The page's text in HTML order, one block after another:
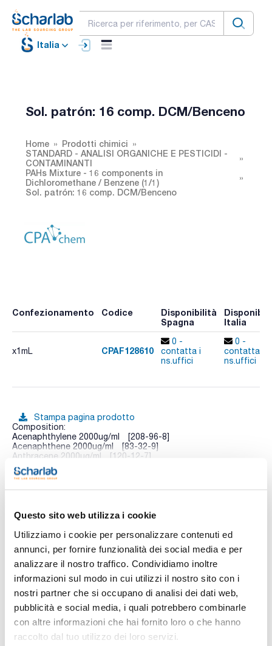
Questo sito web utilizza i cookie
Utilizziamo i cookie per personalizzare contenuti ed
annunci, per fornire funzionalità dei social media e per
analizzare il nostro traffico. Condividiamo inoltre
informazioni sul modo in cui utilizzi il nostro sito con i
nostri partner che si occupano di analisi dei dati web,
pubblicità e social media, i quali potrebbero combinarle
con altre informazioni che hai fornito loro o che hanno
raccolto dal tuo utilizzo dei loro servizi.
Italia
Sol. patrón: 16 comp. DCM/Benceno
Home
Prodotti chimici
STANDARD - ANALISI ORGANICHE E PESTICIDI -
CONTAMINANTI
PAHs Mixture - 16 components in
Dichloromethane / Benzene (1/1)
Sol. patrón: 16 comp. DCM/Benceno
Confezionamento Codice
Disponibilità
Spagna
Italia
x1mL CPAF128610
0 -
contatta i
ns.uffici
0 -
contatta i
ns.uffici
Stampa pagina prodotto
Composition:
Acenaphthylene 2000ug/ml [208-96-8]
Acenaphthene 2000ug/ml [83-32-9]
Anthracene 2000ug/ml [120-12-7]
Benzo(a)anthracene 2000ug/ml [56-55-3]
Benzo(b)fluoranthene 2000ug/ml [205-99-2]
Dibenzo(a,h)anthracene 2000ug/ml [53-70-3]
Fluoranthene 2000ug/ml [206-44-0]
Indeno(1,2,3-c,d)pyrene 2000ug/ml [193-39-5]
Naphthalene 2000ug/ml [91-20-3]
Pyrene 2000ug/ml [129-00-0]
Vedi di più
Documentazione tecnica
TDS / Scheda tecnica
Registrati per i download
COA
Registrati per i download
SDS / Scheda di
Sicurezza
Registrati per i download